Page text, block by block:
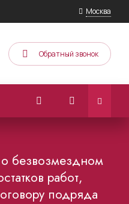
Москва
Обратный звонок
безвозмездном
работ,
подряда